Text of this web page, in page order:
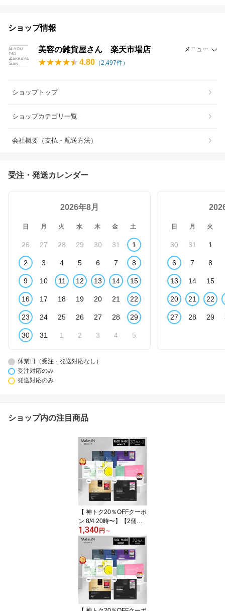
ショップ情報
美容の雑貨屋さん 楽天市場店 メニュー
4.80 （2,497件）
ショップトップ
ショップカテゴリ一覧
会社概要（支払・配送方法）
受注・発送カレンダー
2026年8月
日 月 火 水 木 金 土
26 27 28 29 30 31 1
2 3 4 5 6 7 8
9 10 11 12 13 14 15
16 17 18 19 20 21 22
23 24 25 26 27 28 29
30 31 1 2 3 4 5
日 月 火
30 31 1
6 7 8
13 14 15
20 21 22
27 28 29
休業日（受注・発送対応なし）
受注対応のみ
発送対応のみ
ショップ内の注目商品
【 神トク20％OFFクーポ
ン 8/4 20時〜】【2個セ
ット セレクト 半額以
下】CICA CBD VC NMN
白玉 エクソソーム HARI
シートマスク MOIST FA
CE MASK モイスト 30枚
入り Make.iN パック フ
ェイスマスク 日本製 美
容成分 保湿 自宅エステ
潤いスキンケア【PB】
1,340円 ～